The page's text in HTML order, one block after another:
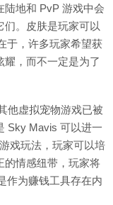
陆地和 PvP 游戏中会
。皮肤是玩家可以
于，许多玩家希望获
，而不一定是为了
他虚拟宠物游戏已被
Sky Mavis 可以进一
戏玩法，玩家可以培
的情感纽带，玩家将
作为赚钱工具存在内